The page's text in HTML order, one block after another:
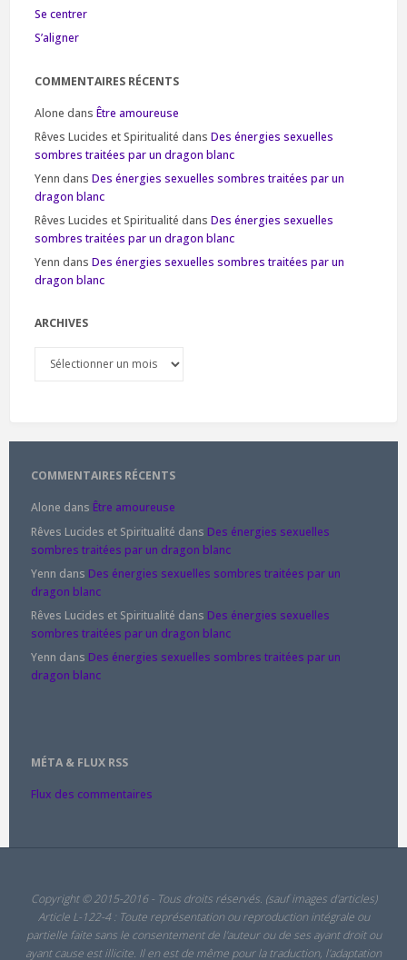
Se centrer
S’aligner
COMMENTAIRES RÉCENTS
Alone dans Être amoureuse
Rêves Lucides et Spiritualité dans Des énergies sexuelles
sombres traitées par un dragon blanc
Yenn dans Des énergies sexuelles sombres traitées par un
dragon blanc
Rêves Lucides et Spiritualité dans Des énergies sexuelles
sombres traitées par un dragon blanc
Yenn dans Des énergies sexuelles sombres traitées par un
dragon blanc
ARCHIVES
COMMENTAIRES RÉCENTS
Alone dans Être amoureuse
Rêves Lucides et Spiritualité dans Des énergies sexuelles
sombres traitées par un dragon blanc
Yenn dans Des énergies sexuelles sombres traitées par un
dragon blanc
Rêves Lucides et Spiritualité dans Des énergies sexuelles
sombres traitées par un dragon blanc
Yenn dans Des énergies sexuelles sombres traitées par un
dragon blanc
MÉTA & FLUX RSS
Flux des commentaires
Copyright © 2015-2016 - Tous droits réservés. (sauf images d'articles)
Article L-122-4 : Toute représentation ou reproduction intégrale ou
partielle faite sans le consentement de l'auteur ou de ses ayant droit ou
ayant cause est illicite. Il en est de même pour la traduction, l'adaptation